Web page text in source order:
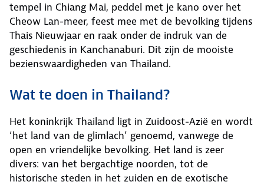
tempel in Chiang Mai, peddel met je kano over het
Cheow Lan-meer, feest mee met de bevolking tijdens
Thais Nieuwjaar en raak onder de indruk van de
geschiedenis in Kanchanaburi. Dit zijn de mooiste
bezienswaardigheden van Thailand.
Wat te doen in Thailand?
Het koninkrijk Thailand ligt in Zuidoost-Azië en wordt
‘het land van de glimlach’ genoemd, vanwege de
open en vriendelijke bevolking. Het land is zeer
divers: van het bergachtige noorden, tot de
historische steden in het zuiden en de exotische